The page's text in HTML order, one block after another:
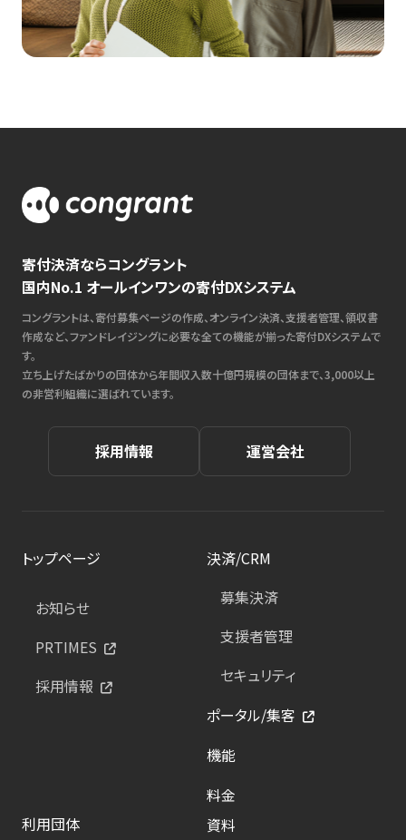
寄付決済ならコングラント
国内No.1 オールインワンの寄付DXシステム
コングラントは、寄付募集ページの作成、オンライン決済、支援者管理、領収書
作成など、ファンドレイジングに必要な全ての機能が揃った寄付DXシステムで
す。
立ち上げたばかりの団体から年間収入数十億円規模の団体まで、3,000以上
の非営利組織に選ばれています。
採用情報 運営会社
トップページ
お知らせ
PRTIMES
採用情報
決済/CRM
募集決済
支援者管理
セキュリティ
ポータル/集客
機能
料金
利用団体
資料